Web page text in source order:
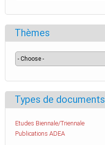
Thèmes
Types de documents
Etudes Biennale/Triennale
Publications ADEA